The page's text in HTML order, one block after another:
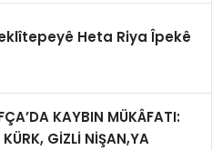
Heta Riya Îpekê
KAYBIN MÜKÂFATI:
GİZLİ NİŞAN,YA